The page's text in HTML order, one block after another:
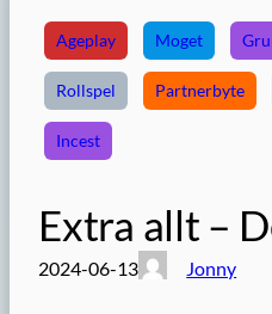
Ageplay Moget
Rollspel Partnerbyte
Incest
Extra allt –
2024-06-13 Jonny